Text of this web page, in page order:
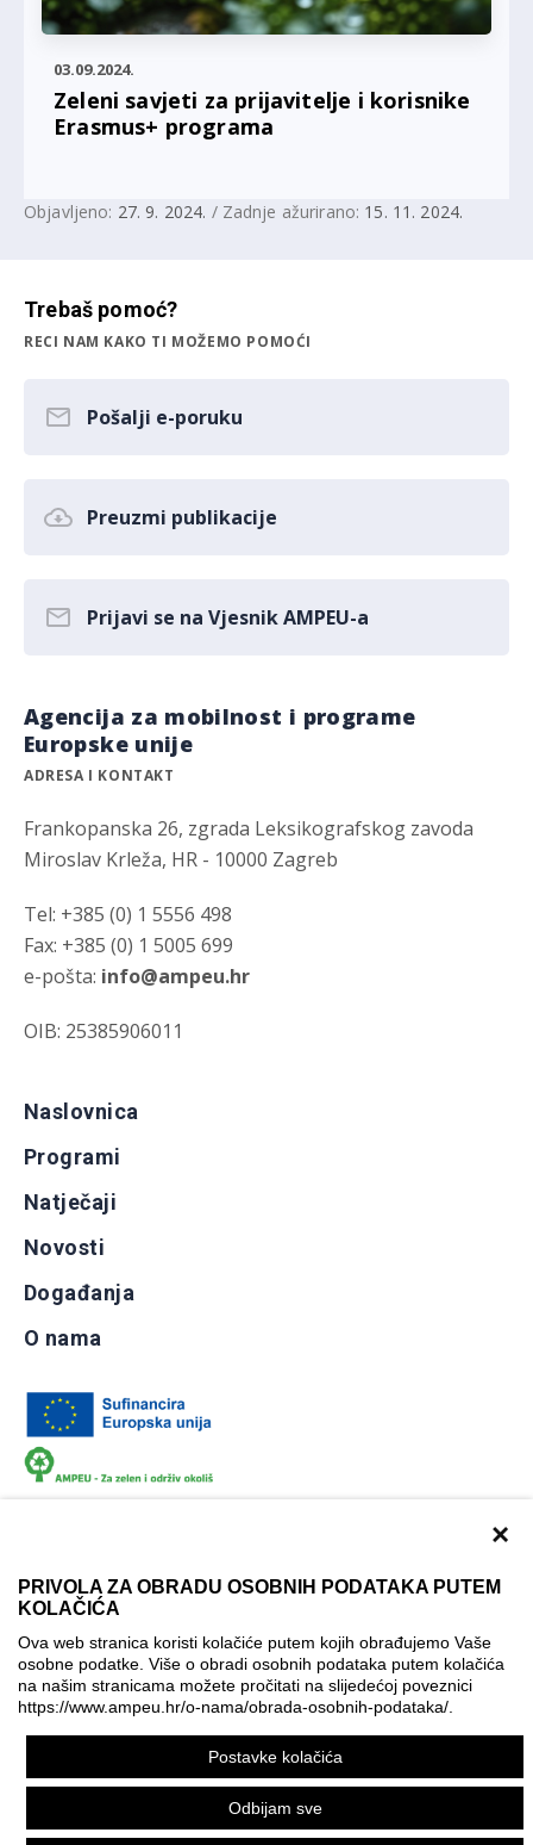
×
PRIVOLA ZA OBRADU OSOBNIH PODATAKA PUTEM
KOLAČIĆA
Ova web stranica koristi kolačiće putem kojih obrađujemo Vaše
osobne podatke. Više o obradi osobnih podataka putem kolačića
na našim stranicama možete pročitati na slijedećoj poveznici
https://www.ampeu.hr/o-nama/obrada-osobnih-podataka/
Postavke kolačića
Odbijam sve
03.09.2024.
Zeleni savjeti za prijavitelje i korisnike
Erasmus+ programa
Objavljeno: 27. 9. 2024. / Zadnje ažurirano: 15. 11. 2024.
Trebaš pomoć?
RECI NAM KAKO TI MOŽEMO POMOĆI
Pošalji e-poruku
Preuzmi publikacije
Prijavi se na Vjesnik AMPEU-a
Agencija za mobilnost i programe
Europske unije
ADRESA I KONTAKT
Frankopanska 26, zgrada Leksikografskog zavoda
Miroslav Krleža, HR - 10000 Zagreb
Tel: +385 (0) 1 5556 498
Fax: +385 (0) 1 5005 699
e-pošta: info@ampeu.hr
OIB: 25385906011
Naslovnica
Programi
Natječaji
Novosti
Događanja
O nama
Izjava o pristupačnosti
Politika korištenja kolačića
Postavke kolačića
Ova mrežna stranica je ostvarena uz financijsku potporu
Europske komisije. Ona izražava isključivo stajalište autora
mrežne stranice i Komisija se ne može smatrati odgovornom